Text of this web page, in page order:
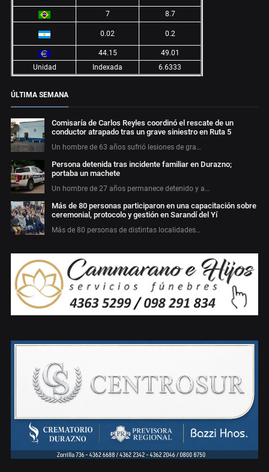
7 8.7
0.02 0.2
44.15
49.01
Unidad
Indexada 6.6333
ÚLTIMA SEMANA
Comisaría de Carlos Reyles coordinó el rescate de un
conductor atrapado tras un grave siniestro en Ruta 5
Un hombre de 63 años sufrió lesiones de gra…
Persona detenida tras incidente familiar en Durazno;
portaba un machete
Un hombre de 27 años permanece detenido y a…
Más de 80 personas participaron en una capacitación sobre
ceremonial, protocolo y gestión en Sarandí del Yí
Más de 80 personas de distintas localidades…